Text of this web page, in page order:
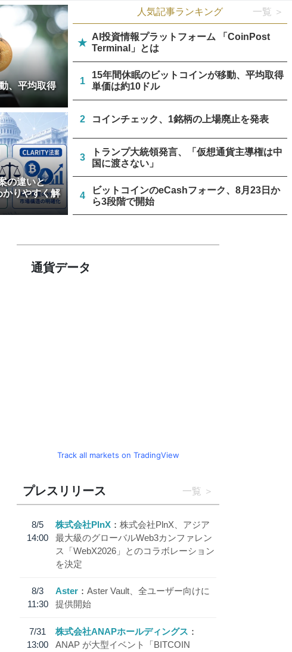
、平均取得
の違いと
かりやすく解
人気記事ランキング 一覧 ＞
★
AI投資情報プラットフォーム 「CoinPost
Terminal」とは
1
15年間休眠のビットコインが移動、平均取得
単価は約10ドル
2 コインチェック、1銘柄の上場廃止を発表
3
トランプ大統領発言、「仮想通貨主導権は中
国に渡さない」
4
ビットコインのeCashフォーク、8月23日か
ら3段階で開始
通貨データ
Track all markets on TradingView
プレスリリース 一覧
8/5
14:00
株式会社PlnX
株式会社PlnX、アジア
最大級のグローバルWeb3カンファレン
ス「WebX2026」とのコラボレーション
を決定
8/3
11:30
Aster
Aster Vault、全ユーザー向けに
提供開始
7/31
13:00
株式会社ANAPホールディングス
ANAP が大型イベント「BITCOIN